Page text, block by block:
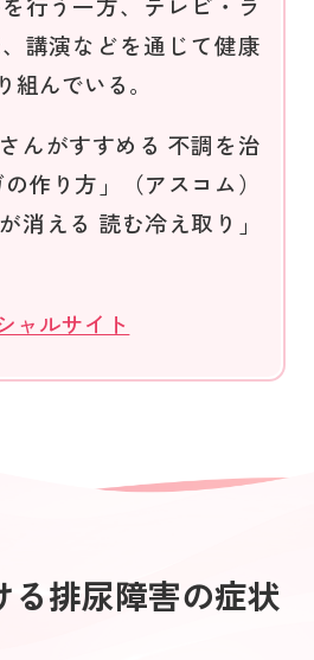
講演などを通じて健康
んでいる。
んがすすめる 不調を治
作り方」（アスコム）
消える 読む冷え取り」
ャルサイト
る排尿障害の症状